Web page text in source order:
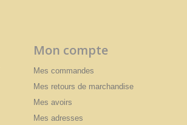
Mon compte
Mes commandes
Mes retours de marchandise
Mes avoirs
Mes adresses